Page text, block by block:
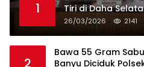
1
Tiri di Daha
26/03/2026 2141
2
Bawa 55 Gram
Banyu Diciduk